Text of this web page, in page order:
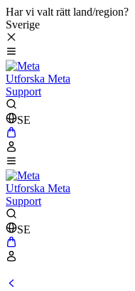
Har vi valt rätt land/region?
Sverige
Utforska Meta
Support
SE
Utforska Meta
Support
SE